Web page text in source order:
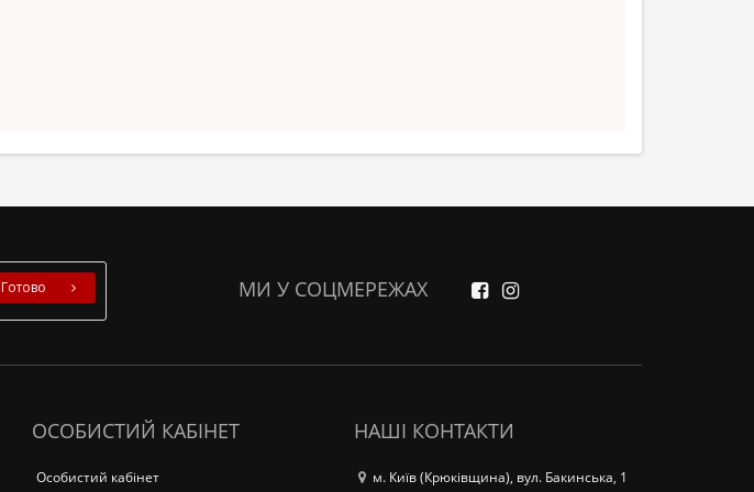
Готово МИ У СОЦМЕРЕЖАХ
ОСОБИСТИЙ КАБІНЕТ
Особистий кабінет
НАШІ КОНТАКТИ
м. Київ (Крюківщина), вул. Бакинська, 1